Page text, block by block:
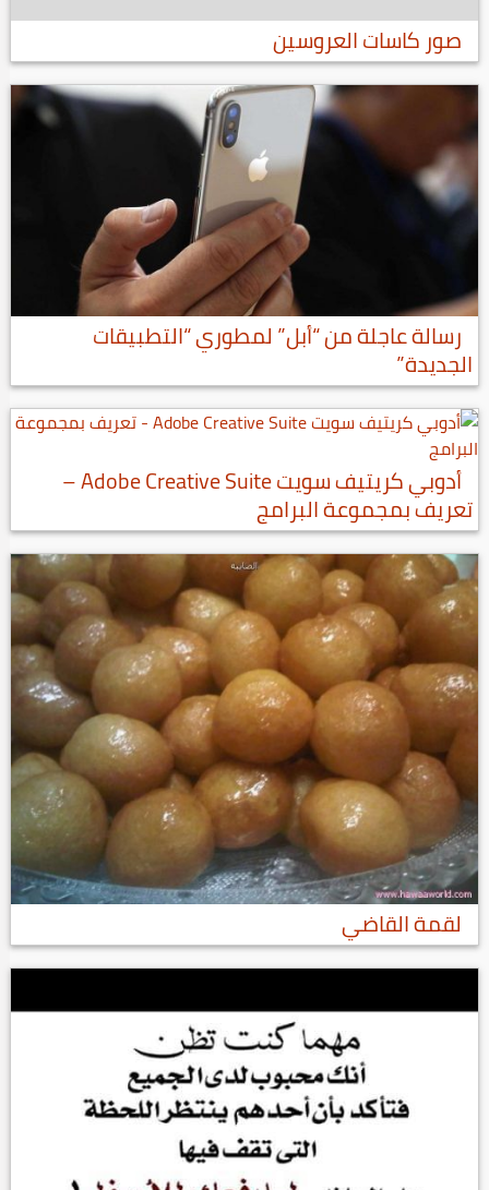
صور كاسات العروسين
رسالة عاجلة من “أبل” لمطوري “التطبيقات
الجديدة”
أدوبي كريتيف سويت Adobe Creative Suite –
تعريف بمجموعة البرامج
لقمة القاضي